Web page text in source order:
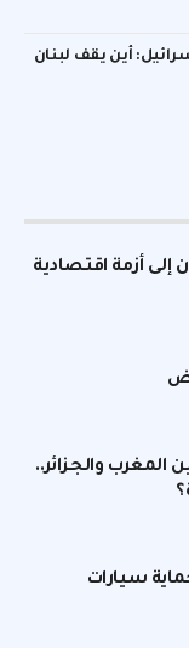
أين يقف لبنان
إلى أزمة اقتصادية
المغرب والجزائر..
سيارات